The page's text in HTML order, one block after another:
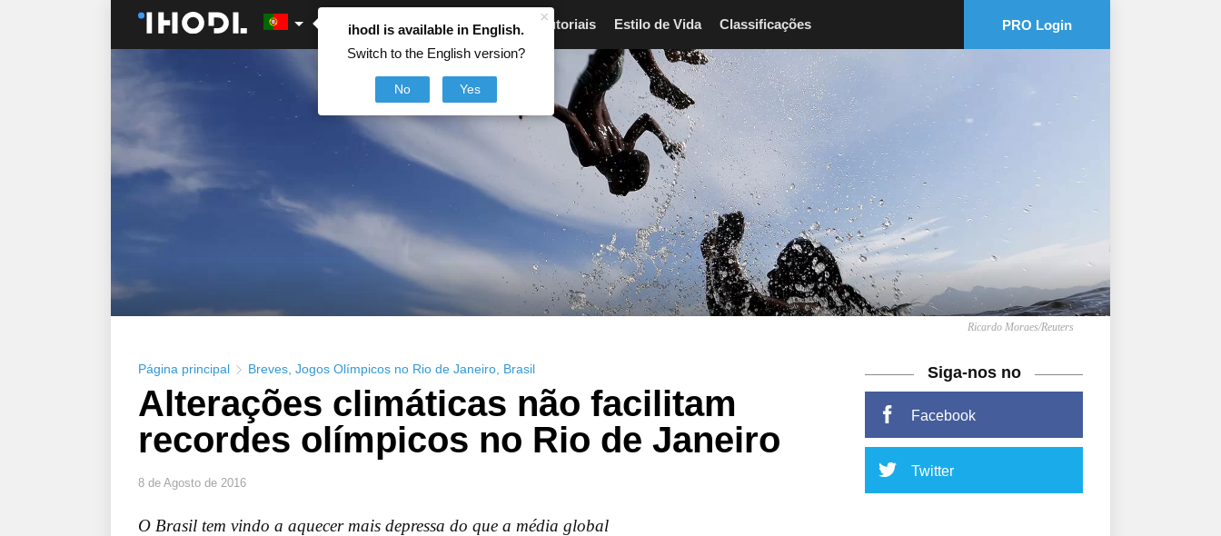
×
ihodl is available in English.
Switch to the English version?
No Yes
Artigos Breves Tutoriais Estilo de Vida Classificações PRO Login
Ricardo Moraes/Reuters
Página principal Breves Jogos Olímpicos no Rio de Janeiro Brasil
Alterações climáticas não facilitam
recordes olímpicos no Rio de Janeiro
8 de Agosto de 2016
O Brasil tem vindo a aquecer mais depressa do que a média global
Siga-nos no
Facebook
Twitter